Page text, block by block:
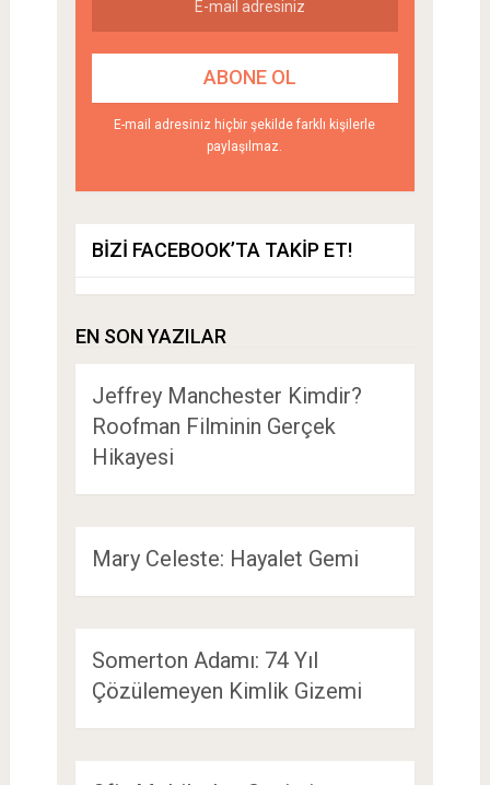
E-mail adresiniz hiçbir şekilde farklı kişilerle
paylaşılmaz.
BIZI FACEBOOK’TA TAKIP ET!
EN SON YAZILAR
Jeffrey Manchester Kimdir?
Roofman Filminin Gerçek
Hikayesi
Mary Celeste: Hayalet Gemi
Somerton Adamı: 74 Yıl
Çözülemeyen Kimlik Gizemi